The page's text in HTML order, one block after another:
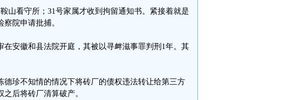
山看守所；31号家属才收到拘留通知书。紧接着就是
院申请批捕。
在安徽和县法院开庭，其被以寻衅滋事罪判刑1年。其
珍不知情的情况下将砖厂的债权违法转让给第三方
后将砖厂清算破产。